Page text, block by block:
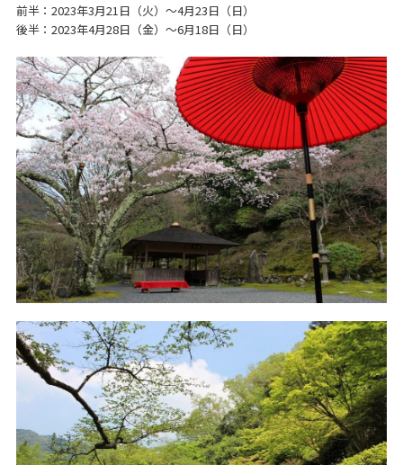
前半：2023年3月21日（火）〜4月23日（日）
後半：2023年4月28日（金）〜6月18日（日）